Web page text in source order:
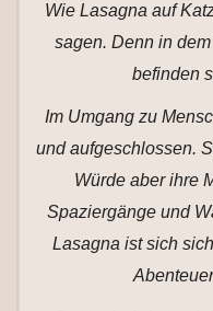
Wie Lasagna auf
sagen. Denn in
befinden
Im Umgang zu
und aufgeschlossen.
Würde aber ihre
Spaziergänge und
Lasagna ist sich